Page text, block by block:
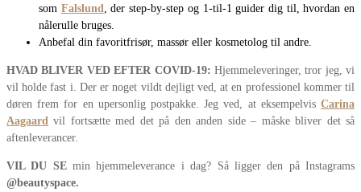
som Falslund, der step-by-step og 1-til-1 guider dig til, hvordan en
nålerulle bruges.
Anbefal din favoritfrisør, massør eller kosmetolog til andre.
HVAD BLIVER VED EFTER COVID-19: Hjemmeleveringer, tror jeg, vi
vil holde fast i. Der er noget vildt dejligt ved, at en professionel kommer til
døren frem for en upersonlig postpakke. Jeg ved, at eksempelvis Carina
Aagaard vil fortsætte med det på den anden side – måske bliver det så
aftenleverancer.
VIL DU SEmin hjemmeleverance i dag? Så ligger den på Instagrams
@beautyspace.